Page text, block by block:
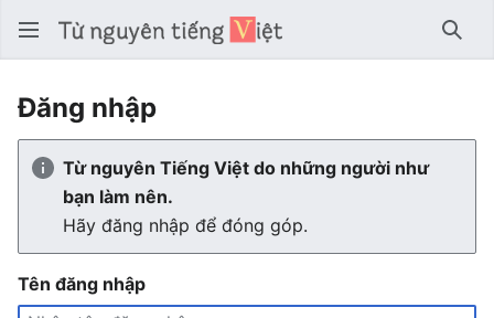
Tìm
Đăng nhập
Từ nguyên Tiếng Việt do những người như
bạn làm nên.
Hãy đăng nhập để đóng góp.
Tên đăng nhập